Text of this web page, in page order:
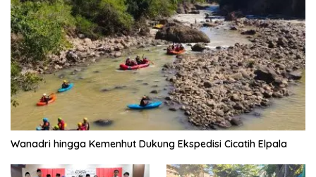
Wanadri hingga Kemenhut Dukung Ekspedisi Cicatih Elpala